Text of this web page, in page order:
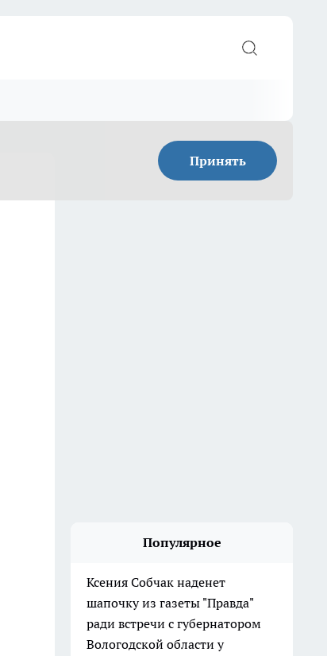
Принять
Популярное
Ксения Собчак наденет
шапочку из газеты "Правда"
ради встречи с губернатором
Вологодской области у